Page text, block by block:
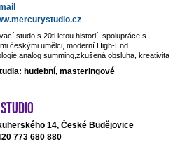
studo s 20ti letou historií, spolupráce s
českými umělci, moderní High-End
summing,zkušená obsluha, kreativita
hudební, masteringové
14, České Budějovice
773 680 880